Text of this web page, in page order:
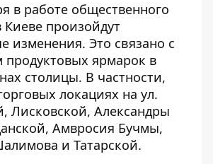
в работе общественного
Киеве произойдут
изменения. Это связано с
продуктовых ярмарок в
столицы. В частности,
локациях на ул.
Лисковской, Александры
Амвросия Бучмы,
и Татарской.